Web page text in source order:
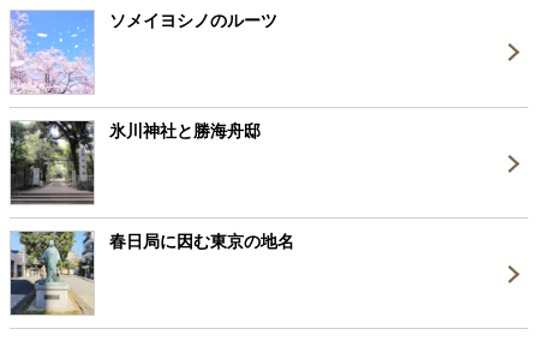
ソメイヨシノのルーツ
氷川神社と勝海舟邸
春日局に因む東京の地名